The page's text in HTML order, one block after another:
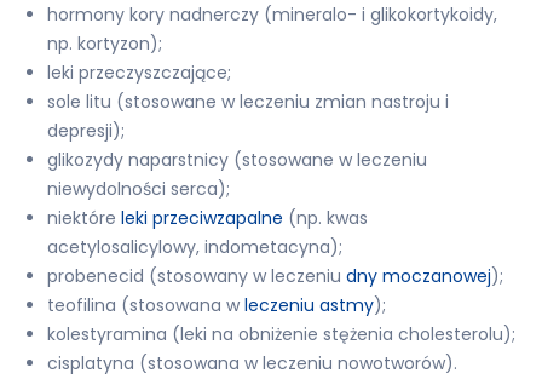
hormony kory nadnerczy (mineralo- i glikokortykoidy,
np. kortyzon);
leki przeczyszczające;
sole litu (stosowane w leczeniu zmian nastroju i
depresji);
glikozydy naparstnicy (stosowane w leczeniu
niewydolności serca);
niektóre leki przeciwzapalne (np. kwas
acetylosalicylowy, indometacyna);
probenecid (stosowany w leczeniu dny moczanowej);
teofilina (stosowana w leczeniu astmy);
kolestyramina (leki na obniżenie stężenia cholesterolu);
cisplatyna (stosowana w leczeniu nowotworów).